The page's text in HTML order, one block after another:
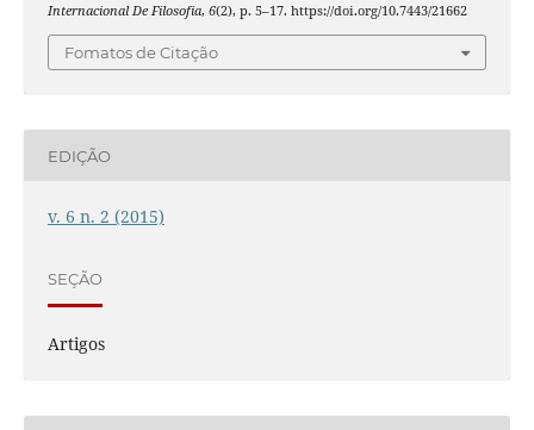
Internacional De Filosofia, 6(2), p. 5–17. https://doi.org/10.7443/21662
Fomatos de Citação
EDIÇÃO
v. 6 n. 2 (2015)
SEÇÃO
Artigos